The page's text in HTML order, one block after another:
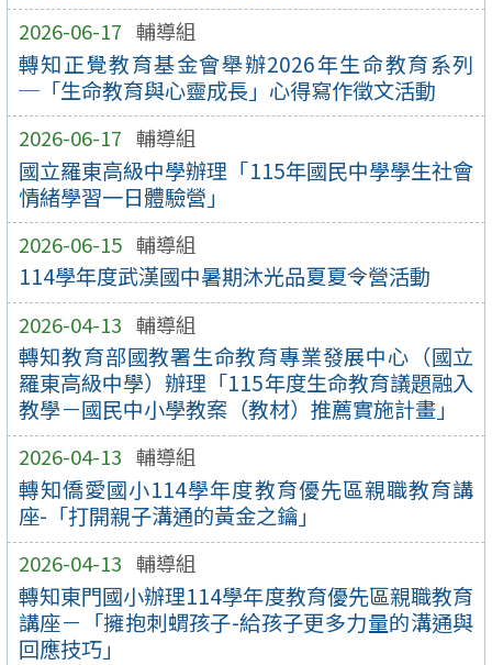
2026-06-17 輔導組
轉知正覺教育基金會舉辦2026年生命教育系列
─「生命教育與心靈成長」心得寫作徵文活動
2026-06-17 輔導組
國立羅東高級中學辦理「115年國民中學學生社會
情緒學習一日體驗營」
2026-06-15 輔導組
114學年度武漢國中暑期沐光品夏夏令營活動
2026-04-13 輔導組
轉知教育部國教署生命教育專業發展中心（國立
羅東高級中學）辦理「115年度生命教育議題融入
教學－國民中小學教案（教材）推薦實施計畫」
2026-04-13 輔導組
轉知僑愛國小114學年度教育優先區親職教育講
座-「打開親子溝通的黃金之鑰」
2026-04-13 輔導組
轉知東門國小辦理114學年度教育優先區親職教育
講座－「擁抱刺蝟孩子-給孩子更多力量的溝通與
回應技巧」